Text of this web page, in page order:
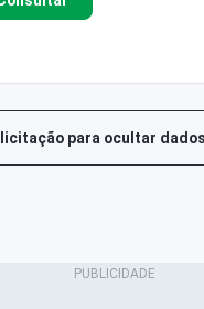
para ocultar